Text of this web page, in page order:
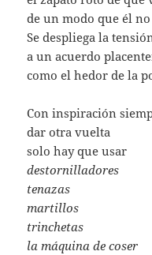
de un modo que él
Se despliega la
a un acuerdo
como el hedor de la
Con inspiración
dar otra vuelta
solo hay que usar
destornilladores
tenazas
martillos
trinchetas
la máquina de coser